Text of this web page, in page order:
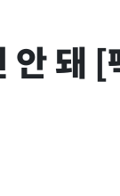
안 돼 [